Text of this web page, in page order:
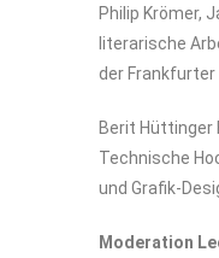
Philip Krömer,
literarische
der
Berit Hüttinger
Technische
und Grafik-
Moderation